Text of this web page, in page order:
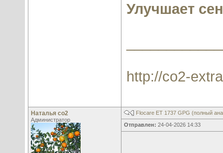
Улучшает
http://co2-
Наталья со2
Администратор
Flocare ET 1737 GPG (полный
Отправлен: 24-04-2026 14:33